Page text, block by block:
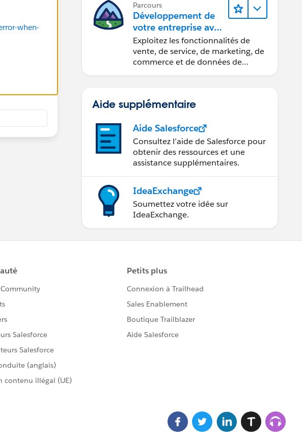
when-
will
Parcours
Développement de
votre entreprise avec
Salesforce Foundatio
ns
Exploitez les fonctionnalités de
vente, de service, de marketing, de
commerce et de données de
Aide supplémentaire
Aide Salesforce
Consultez l’aide de Salesforce pour
obtenir des ressources et une
assistance supplémentaires.
IdeaExchange
Soumettez votre idée sur
IdeaExchange.